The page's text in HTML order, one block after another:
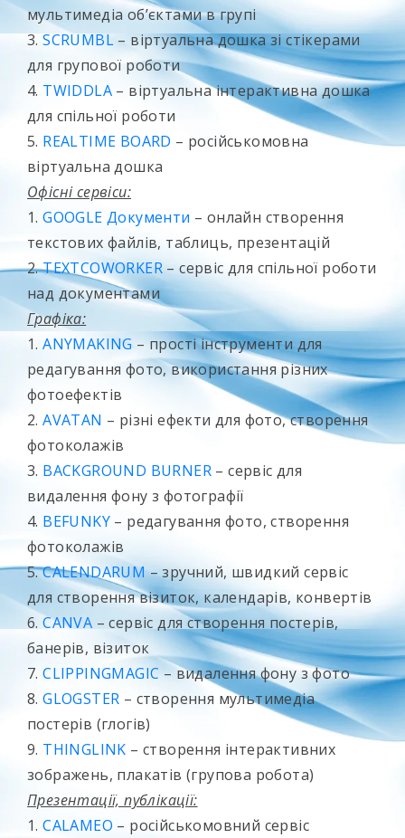
мультимедіа об’єктами в групі
3.SCRUMBL – віртуальна дошка зі стікерами
для групової роботи
4. TWIDDLA – віртуальна інтерактивна дошка
для спільної роботи
5. REALTIME BOARD – російськомовна
віртуальна дошка
Офісні сервіси:
1.GOOGLE Документи – онлайн створення
текстових файлів, таблиць, презентацій
2.TEXTCOWORKER– сервіс для спільної роботи
над документами
Графіка:
1.ANYMAKING – прості інструменти для
редагування фото, використання різних
фотоефектів
2.AVATAN – різні ефекти для фото, створення
фотоколажів
3. BACKGROUND BURNER – сервіс для
видалення фону з фотографії
4. BEFUNKY – редагування фото, створення
фотоколажів
5.CALENDARUM– зручний, швидкий сервіс
для створення візиток, календарів, конвертів
6.CANVA – сервіс для створення постерів,
банерів, візиток
7.CLIPPINGMAGIC– видалення фону з фото
8.GLOGSTER – створення мультимедіа
постерів (глогів)
9. THINGLINK – створення інтерактивних
зображень, плакатів (групова робота)
Презентації, публікації:
1.CALAMEO – російськомовний сервіс